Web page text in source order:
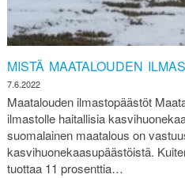
MISTÄ MAATALOUDEN
7.6.2022
Maatalouden ilmastopäästöt
ilmastolle haitallisia
suomalainen maatalous on
kasvihuonekaasupäästöistä.
tuottaa 11 prosenttia…